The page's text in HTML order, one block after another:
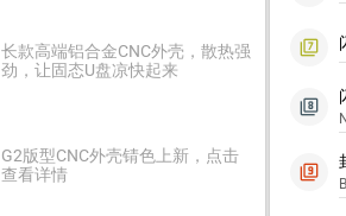
长款高端铝合金CNC外壳，散热强
劲，让固态U盘凉快起来
G2版型CNC外壳锖色上新，点击
查看详情
filter_7
filter_8
filter_9